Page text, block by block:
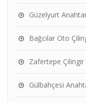
Güzelyurt
Bağcılar Oto
Zafertepe
Gülbahçesi